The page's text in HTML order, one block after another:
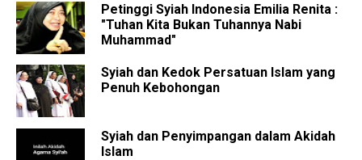
Petinggi Syiah Indonesia Emilia Renita :
"Tuhan Kita Bukan Tuhannya Nabi
Muhammad"
Syiah dan Kedok Persatuan Islam yang
Penuh Kebohongan
Syiah dan Penyimpangan dalam Akidah
Islam